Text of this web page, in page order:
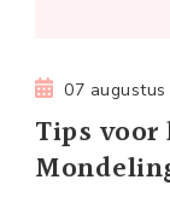
07
Tips voor